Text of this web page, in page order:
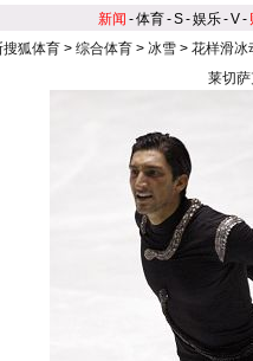
新闻 -体育-S-娱乐-V-
狐体育> 综合体育> 冰雪> 花样滑冰
莱切